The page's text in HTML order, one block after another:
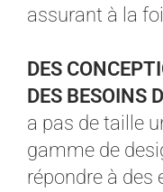
assurant à la
DES
DES BESOINS
a pas de taille
gamme de
répondre à des